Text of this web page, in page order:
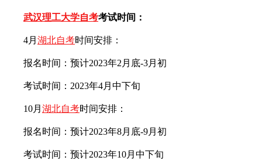
武汉理工大学自考考试时间：
4月 湖北自考时间安排：
报名时间：预计2023年2月底-3月初
考试时间：2023年4月中下旬
10月 湖北自考时间安排：
报名时间：预计2023年8月底-9月初
考试时间：预计2023年10月中下旬